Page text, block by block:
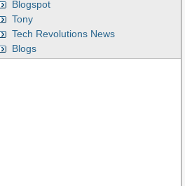
Blogspot
Tony
Tech Revolutions News
Blogs